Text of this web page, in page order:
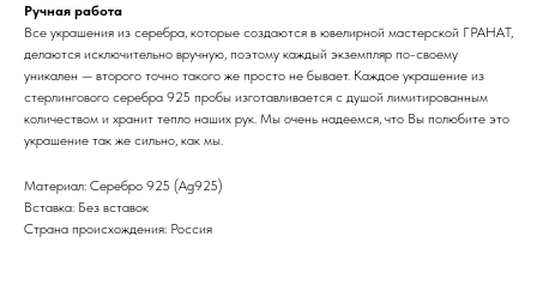
Ручная работа
Все украшения из серебра, которые создаются в ювелирной мастерской ГРАНАТ,
делаются исключительно вручную, поэтому каждый экземпляр по-своему
уникален — второго точно такого же просто не бывает. Каждое украшение из
стерлингового серебра 925 пробы изготавливается с душой лимитированным
количеством и хранит тепло наших рук. Мы очень надеемся, что Вы полюбите это
украшение так же сильно, как мы.
Материал: Cеребро 925 (Ag925)
Вставка: Без вставок
Страна происхождения: Россия